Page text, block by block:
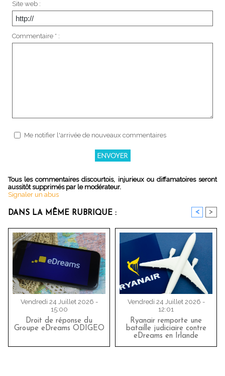
Site web :
Commentaire * :
Me notifier l'arrivée de nouveaux commentaires
Tous les commentaires discourtois, injurieux ou diffamatoires seront
aussitôt supprimés par le modérateur.
Signaler un abus
DANS LA MÊME RUBRIQUE : < >
Vendredi 24 Juillet 2026 -
15:00
Droit de réponse du
Groupe eDreams ODIGEO
Vendredi 24 Juillet 2026 -
12:01
Ryanair remporte une
bataille judiciaire contre
eDreams en Irlande